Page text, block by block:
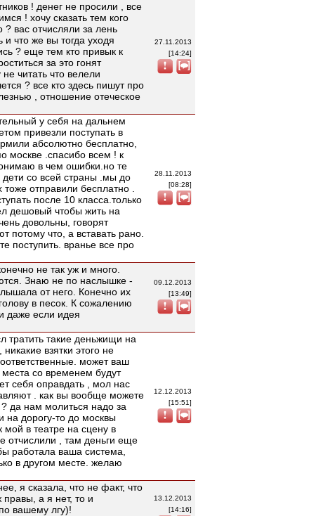
! денег не просили , все
! хочу сказать тем кого
вас отчисляли за лень
и что же вы тогда уходя
? еще тем кто привык к
за это гонят
читать что велели
? все кто здесь пишут про
, отношение отеческое
27.11.2013
[14:24]
у себя на дальнем
привезли поступать в
абсолютно бесплатно,
москве .спасибо всем ! к
в чем ошибки.но те
со всей страны .мы до
отправили бесплатно .
после 10 класса.только
дешовый чтобы жить на
довольны, говорят
потому что, а вставать рано.
поступить. вранье все про
28.11.2013
[08:28]
не так уж и много.
Знаю не по наслышке -
от него. Конечно их
в песок. К сожалению
даже если идея
09.12.2013
[13:49]
тратить такие деньжищи на
взятки этого не
может ваш
со временем будут
себя оправдать , мол нас
. как вы вообще можете
да нам молиться надо за
на дорогу-то до москвы
в театре на сцену в
отчислили , там деньги еще
работала ваша система,
в другом месте. желаю
12.12.2013
[15:51]
я сказала, что не факт, что
правы, а я нет, то и
вашему лгу)!
13.12.2013
[14:16]